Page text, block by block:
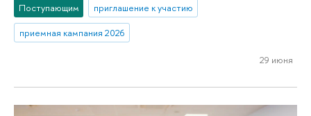
Поступающим
приглашение к участию
приемная кампания 2026
29 июня